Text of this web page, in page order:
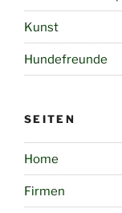
Kunst
Hundefreunde
SEITEN
Home
Firmen